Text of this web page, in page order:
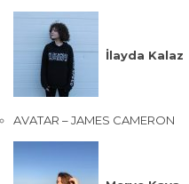
İlayda Kalaz
AVATAR – JAMES CAMERON